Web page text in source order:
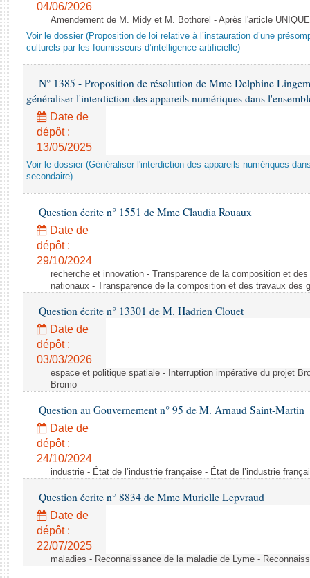
04/06/2026
Amendement de M. Midy et M. Bothorel - Après l'article
Voir le dossier (Proposition de loi relative à l’instauration d’une
culturels par les fournisseurs d’intelligence artificielle)
N° 1385 - Proposition de résolution de Mme Delphine
généraliser l'interdiction des appareils numériques dans
Date de
dépôt :
13/05/2025
Voir le dossier (Généraliser l'interdiction des appareils numériques
secondaire)
Question écrite n° 1551 de Mme Claudia Rouaux
Date de
dépôt :
29/10/2024
recherche et innovation - Transparence de la composition et
nationaux - Transparence de la composition et des travaux des
Question écrite n° 13301 de M. Hadrien Clouet
Date de
dépôt :
03/03/2026
espace et politique spatiale - Interruption impérative du projet
Bromo
Question au Gouvernement n° 95 de M. Arnaud Saint-Martin
Date de
dépôt :
24/10/2024
industrie - État de l’industrie française - État de l’industrie
Question écrite n° 8834 de Mme Murielle Lepvraud
Date de
dépôt :
22/07/2025
maladies - Reconnaissance de la maladie de Lyme -